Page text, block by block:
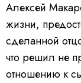
Алексей
жизни,
сделанной
что решил не
отношению к